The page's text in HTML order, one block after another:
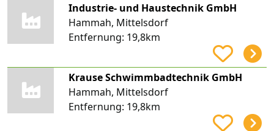
Industrie- und Haustechnik GmbH
Hammah, Mittelsdorf
Entfernung: 19,8km
Krause Schwimmbadtechnik GmbH
Hammah, Mittelsdorf
Entfernung: 19,8km